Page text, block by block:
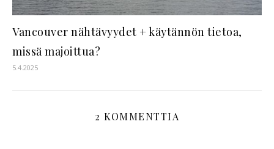
Vancouver nähtävyydet + käytännön tietoa,
missä majoittua?
5.4.2025
2 KOMMENTTIA